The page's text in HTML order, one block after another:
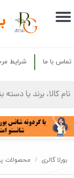
حساب کاربری من
سفارشات
خروج از حساب
تماس با ما شرایط
بورلا گالری محصولات